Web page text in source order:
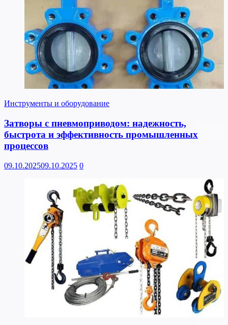
Инструменты и оборудование
Затворы с пневмоприводом: надежность,
быстрота и эффективность промышленных
процессов
09.10.202509.10.2025 0